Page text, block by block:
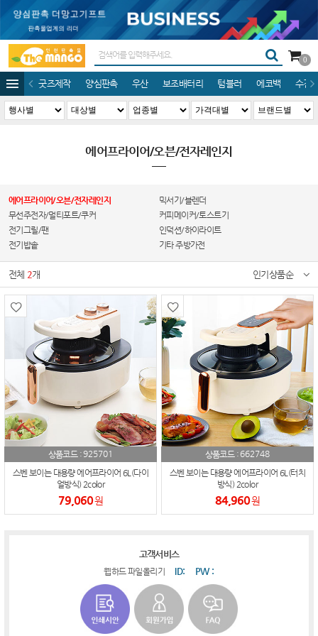
0
굿즈제작 양심판촉 우산 보조배터리 텀블러 에코백 수건/
에어프라이어/오븐/전자레인지
에어프라이어/오븐/전자레인지
믹서기/블렌더
무선주전자/멀티포트/쿠커
커피메이커/토스트기
전기그릴/팬
인덕션/하이라이트
전기밥솥
기타 주방가전
전체 2개 인기상품순
상품코드 :925701
스벤 보이는 대용량 에어프라이어 6L(다이
얼방식) 2color
79,060원
상품코드 : 662748
스벤 보이는 대용량 에어프라이어 6L(터치
방식) 2color
84,960원
고객서비스
웹하드 파일올리기 ID: PW :